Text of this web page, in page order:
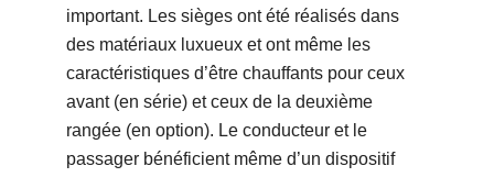
important. Les sièges ont été réalisés dans
des matériaux luxueux et ont même les
caractéristiques d’être chauffants pour ceux
avant (en série) et ceux de la deuxième
rangée (en option). Le conducteur et le
passager bénéficient même d’un dispositif